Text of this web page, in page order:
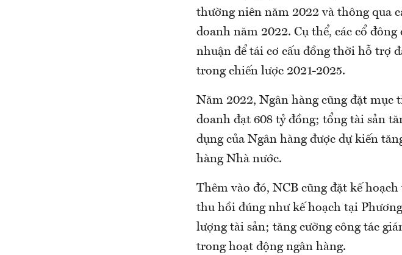
thường niên năm 2022 và thông qua
doanh năm 2022. Cụ thể, các cổ
nhuận để tái cơ cấu đồng thời hỗ trợ
trong chiến lược 2021-2025.
Năm 2022, Ngân hàng cũng đặt
doanh đạt 608 tỷ đồng; tổng tài sản
dụng của Ngân hàng được dự kiến
hàng Nhà nước.
Thêm vào đó, NCB cũng đặt kế
thu hồi đúng như kế hoạch tại
lượng tài sản; tăng cường công tác
trong hoạt động ngân hàng.